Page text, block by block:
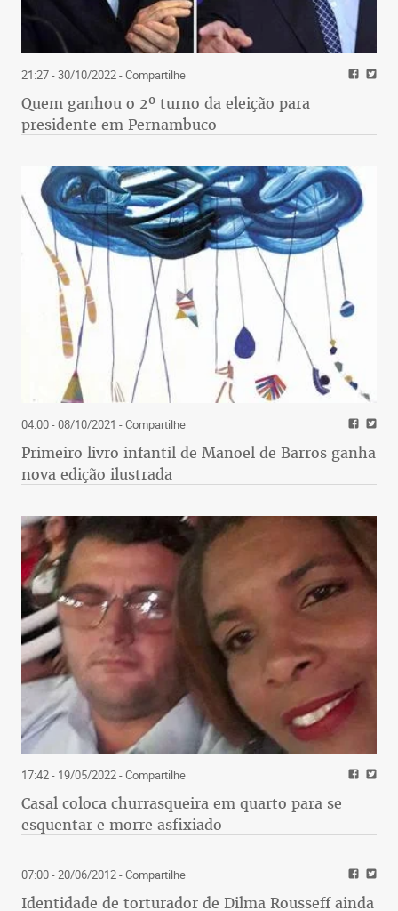
21:27 - 30/10/2022- Compartilhe
Quem ganhou o 2º turno da eleição para
presidente em Pernambuco
04:00 - 08/10/2021 - Compartilhe
Primeiro livro infantil de Manoel de Barros ganha
nova edição ilustrada
17:42 - 19/05/2022- Compartilhe
Casal coloca churrasqueira em quarto para se
esquentar e morre asfixiado
07:00 - 20/06/2012- Compartilhe
Identidade de torturador de Dilma Rousseff ainda